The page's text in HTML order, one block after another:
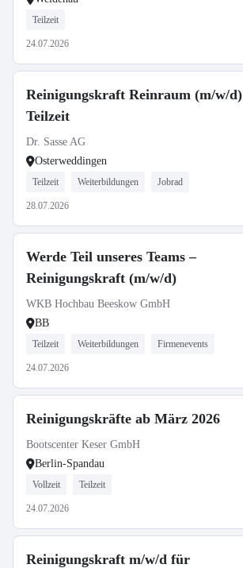
Teilzeit
24.07.2026
Reinigungskraft Reinraum (m/w/d)
Teilzeit
Dr. Sasse AG
Osterweddingen
Teilzeit Weiterbildungen Jobrad
28.07.2026
Werde Teil unseres Teams –
Reinigungskraft (m/w/d)
WKB Hochbau Beeskow GmbH
BB
Teilzeit Weiterbildungen Firmenevents
24.07.2026
Reinigungskräfte ab März 2026
Bootscenter Keser GmbH
Berlin-Spandau
Vollzeit Teilzeit
24.07.2026
Reinigungskraft m/w/d für